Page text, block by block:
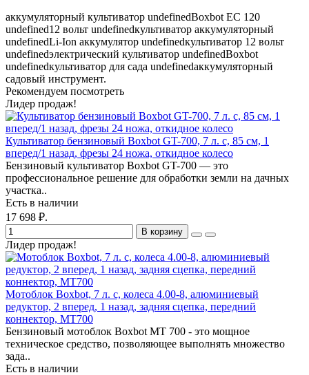
аккумуляторный культиватор undefinedBoxbot EC 120
undefined12 вольт undefinedкультиватор аккумуляторный
undefinedLi-Ion аккумулятор undefinedкультиватор 12 вольт
undefinedэлектрический культиватор undefinedBoxbot
undefinedкультиватор для сада undefinedаккумуляторный
садовый инструмент.
Рекомендуем посмотреть
Лидер продаж!
Культиватор бензиновый Boxbot GT-700, 7 л. с, 85 см, 1
вперед/1 назад, фрезы 24 ножа, откидное колесо
Бензиновый культиватор Boxbot GT-700 — это
профессиональное решение для обработки земли на дачных
участка..
Есть в наличии
17 698 ₽.
В корзину
Лидер продаж!
Мотоблок Boxbot, 7 л. с, колеса 4.00-8, алюминиевый
редуктор, 2 вперед, 1 назад, задняя сцепка, передний
коннектор, MT700
Бензиновый мотоблок Boxbot MT 700 - это мощное
техническое средство, позволяющее выполнять множество
зада..
Есть в наличии